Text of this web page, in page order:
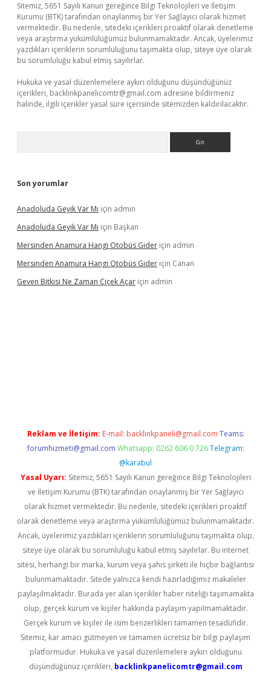
Sitemiz, 5651 Sayılı Kanun gereğince Bilgi Teknolojileri ve İletişim
Kurumu (BTK) tarafından onaylanmış bir Yer Sağlayıcı olarak hizmet
vermektedir. Bu nedenle, sitedeki içerikleri proaktif olarak denetleme
veya araştırma yükümlülüğümüz bulunmamaktadır. Ancak, üyelerimiz
yazdıkları içeriklerin sorumluluğunu taşımakta olup, siteye üye olarak
bu sorumluluğu kabul etmiş sayılırlar.
Hukuka ve yasal düzenlemelere aykırı olduğunu düşündüğünüz
içerikleri, backlinkpanelicomtr@gmail.com adresine bildirmeniz
halinde, ilgili içerikler yasal süre içerisinde sitemizden kaldırılacaktır.
Son yorumlar
Anadoluda Geyik Var Mı için admin
Anadoluda Geyik Var Mı için Başkan
Mersinden Anamura Hangi Otobüs Gider için admin
Mersinden Anamura Hangi Otobüs Gider için Canan
Geven Bitkisi Ne Zaman Çiçek Açar için admin
Reklam ve İletişim: E-mail: backlinkpaneli@gmail.com Teams:
forumhizmeti@gmail.com Whatsapp: 0262 606 0 726 Telegram:
@karabul
Yasal Uyarı: Sitemiz, 5651 Sayılı Kanun gereğince Bilgi Teknolojileri
ve İletişim Kurumu (BTK) tarafından onaylanmış bir Yer Sağlayıcı
olarak hizmet vermektedir. Bu nedenle, sitedeki içerikleri proaktif
olarak denetleme veya araştırma yükümlülüğümüz bulunmamaktadır.
Ancak, üyelerimiz yazdıkları içeriklerin sorumluluğunu taşımakta olup,
siteye üye olarak bu sorumluluğu kabul etmiş sayılırlar. Bu internet
sitesi, herhangi bir marka, kurum veya şahıs şirketi ile hiçbir bağlantısı
bulunmamaktadır. Sitede yalnızca kendi hazırladığımız makaleler
paylaşılmaktadır. Burada yer alan içerikler haber niteliği taşımamakta
olup, gerçek kurum ve kişiler hakkında paylaşım yapılmamaktadır.
Gerçek kurum ve kişiler ile isim benzerlikleri tamamen tesadüfidir.
Sitemiz, kar amacı gütmeyen ve tamamen ücretsiz bir bilgi paylaşım
platformudur. Hukuka ve yasal düzenlemelere aykırı olduğunu
düşündüğünüz içerikleri, backlinkpanelicomtr@gmail.com